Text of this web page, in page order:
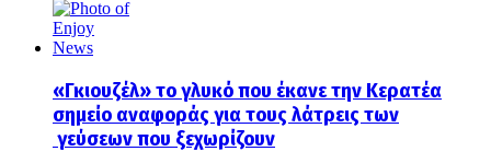
«Γκιουζέλ» το γλυκό που έκανε την Κερατέα
σημείο αναφοράς για τους λάτρεις των
γεύσεων που ξεχωρίζουν